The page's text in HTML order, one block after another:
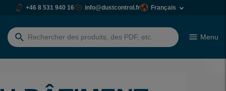
+46 8 531 940 16 info@dustcontrol.fr Français
Rechercher:
Menu